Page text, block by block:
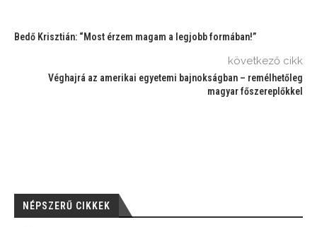
Bedő Krisztián: “Most érzem magam a legjobb formában!”
következő cikk
Véghajrá az amerikai egyetemi bajnokságban – remélhetőleg
magyar főszereplőkkel
NÉPSZERŰ CIKKEK